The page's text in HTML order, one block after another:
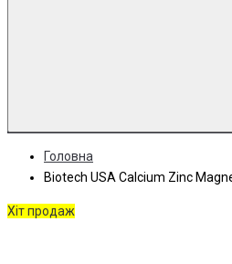
Головна
Biotech USA Calcium Zinc
Хіт продаж